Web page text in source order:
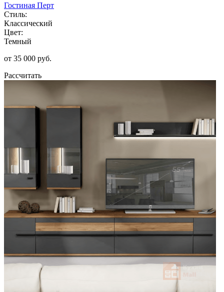
Гостиная Перт
Стиль:
Классический
Цвет:
Темный
от 35 000 руб.
Рассчитать